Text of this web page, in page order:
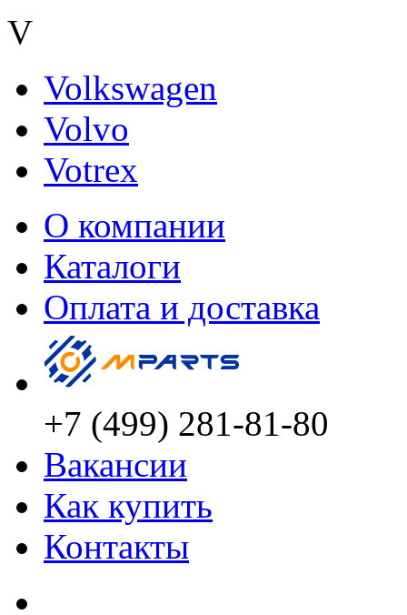
V
Volkswagen
Volvo
Votrex
О компании
Каталоги
Оплата и доставка
+7 (499) 281-81-80
Вакансии
Как купить
Контакты